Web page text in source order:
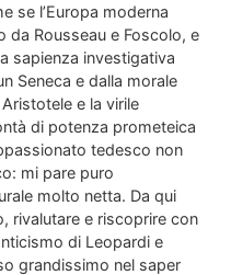
se l’Europa moderna
da Rousseau e Foscolo, e
sapienza investigativa
Seneca e dalla morale
e la virile
di potenza prometeica
tedesco non
mi pare puro
molto netta. Da qui
rivalutare e riscoprire con
di Leopardi e
grandissimo nel saper